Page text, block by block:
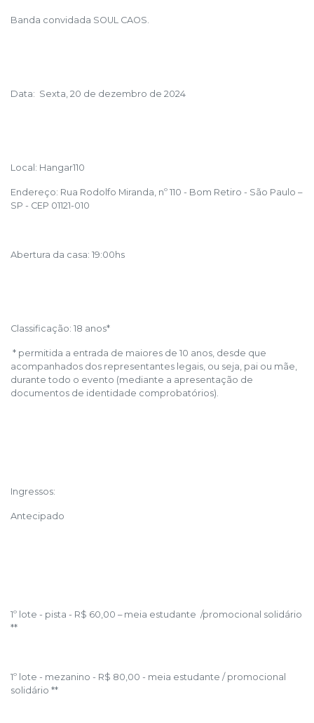
Banda convidada SOUL CAOS.
Data: Sexta, 20 de dezembro de 2024
Local: Hangar110
Endereço: Rua Rodolfo Miranda, nº 110 - Bom Retiro - São Paulo –
SP - CEP 01121-010
Abertura da casa: 19:00hs
Classificação: 18 anos*
* permitida a entrada de maiores de 10 anos, desde que
acompanhados dos representantes legais, ou seja, pai ou mãe,
durante todo o evento (mediante a apresentação de
documentos de identidade comprobatórios).
Ingressos:
Antecipado
1º lote - pista - R$ 60,00 – meia estudante /promocional solidário
**
1º lote - mezanino - R$ 80,00 - meia estudante / promocional
solidário **